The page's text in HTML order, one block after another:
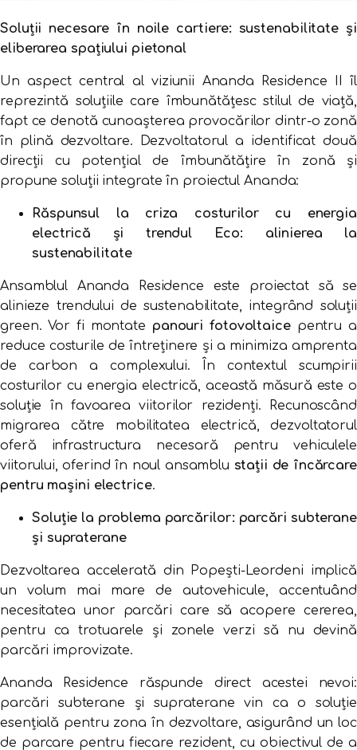
Soluții necesare în noile cartiere: sustenabilitate și
eliberarea spațiului pietonal
Un aspect central al viziunii Ananda Residence II îl
reprezintă soluțiile care îmbunătățesc stilul de viață,
fapt ce denotă cunoașterea provocărilor dintr-o zonă
în plină dezvoltare. Dezvoltatorul a identificat două
direcții cu potențial de îmbunătățire în zonă și
propune soluții integrate în proiectul Ananda:
Răspunsul la criza costurilor cu energia
electrică și trendul Eco: alinierea la
sustenabilitate
Ansamblul Ananda Residence este proiectat să se
alinieze trendului de sustenabilitate, integrând soluții
green. Vor fi montate panouri fotovoltaicepentru a
reduce costurile de întreținere și a minimiza amprenta
de carbon a complexului. În contextul scumpirii
costurilor cu energia electrică, această măsură este o
soluție în favoarea viitorilor rezidenți. Recunoscând
migrarea către mobilitatea electrică, dezvoltatorul
oferă infrastructura necesară pentru vehiculele
viitorului, oferind în noul ansamblu stații de încărcare
pentru mașini electrice.
Soluție la problema parcărilor: parcări subterane
și supraterane
Dezvoltarea accelerată din Popești-Leordeni implică
un volum mai mare de autovehicule, accentuând
necesitatea unor parcări care să acopere cererea,
pentru ca trotuarele și zonele verzi să nu devină
parcări improvizate.
Ananda Residence răspunde direct acestei nevoi:
parcări subterane și supraterane vin ca o soluție
esențială pentru zona în dezvoltare, asigurând un loc
de parcare pentru fiecare rezident, cu obiectivul de a